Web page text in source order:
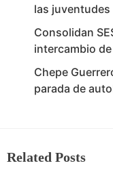
las juventudes
Consolidan
intercambio
Chepe
parada de
Related Posts